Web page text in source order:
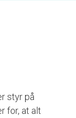
styr på
for, at alt